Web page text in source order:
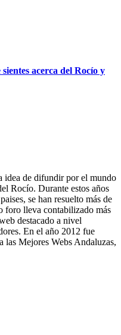
acerca del Rocío y
idea de difundir por el mundo
Rocío. Durante estos años
se han resuelto más de
foro lleva contabilizado más
destacado a nivel
En el año 2012 fue
las Mejores Webs Andaluzas,